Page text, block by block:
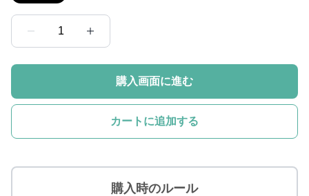
1
購入画面に進む
カートに追加する
購入時のルール